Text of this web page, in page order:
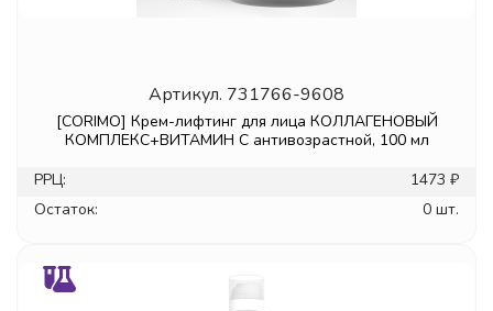
Артикул. 731766-9608
[CORIMO] Крем-лифтинг для лица КОЛЛАГЕНОВЫЙ
КОМПЛЕКС+ВИТАМИН С антивозрастной, 100 мл
РРЦ:
1473 ₽
Остаток:
0 шт.